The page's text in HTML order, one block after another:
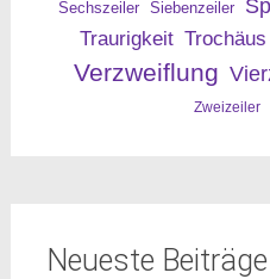
Sechszeiler Siebenzeiler
Traurigkeit Trochäus
Verzweiflung
Zweizeiler
Neueste Beiträge